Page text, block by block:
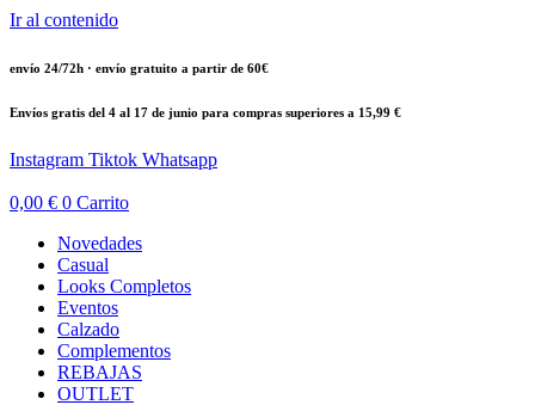
Ir al contenido
envío 24/72h · envío gratuito a partir de 60€
Envíos gratis del 4 al 17 de junio para compras superiores a 15,99 €
Instagram Tiktok Whatsapp
0,00 € 0 Carrito
Novedades
Casual
Looks Completos
Eventos
Calzado
Complementos
REBAJAS
OUTLET